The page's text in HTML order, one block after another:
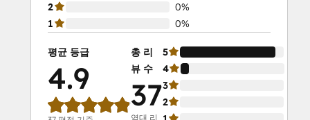
2
0%
1
0%
평균 등급
4.9
총 리
뷰 수
37
역대 리
5
4
3
2